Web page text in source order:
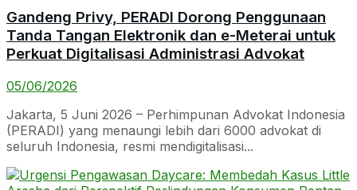
Gandeng Privy, PERADI Dorong Penggunaan
Tanda Tangan Elektronik dan e-Meterai untuk
Perkuat Digitalisasi Administrasi Advokat
05/06/2026
Jakarta, 5 Juni 2026 – Perhimpunan Advokat Indonesia
(PERADI) yang menaungi lebih dari 6000 advokat di
seluruh Indonesia, resmi mendigitalisasi...